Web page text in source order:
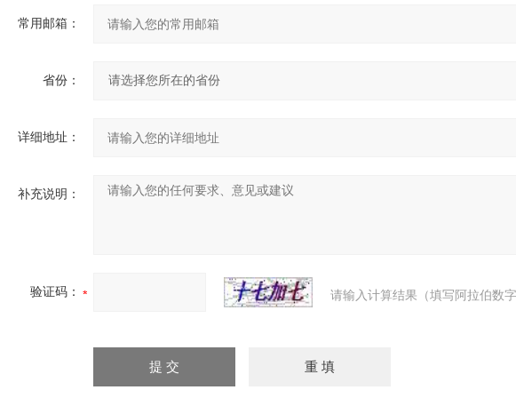
常用邮箱：
省份：
详细地址：
补充说明：
验证码： 请输入计算结果（填写阿拉伯数